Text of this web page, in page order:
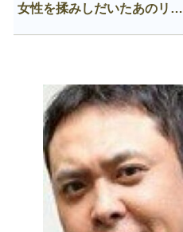
女性を揉みしだいたあのリー